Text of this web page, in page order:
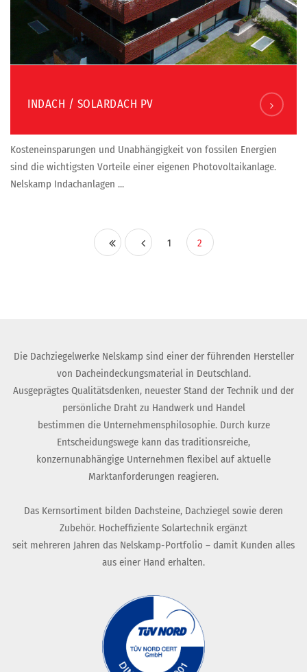
INDACH / SOLARDACH PV
Kosteneinsparungen und Unabhängigkeit von fossilen Energien
sind die wichtigsten Vorteile einer eigenen Photovoltaikanlage.
Nelskamp Indachanlagen ...
1 2
Die Dachziegelwerke Nelskamp sind einer der führenden Hersteller
von Dacheindeckungsmaterial in Deutschland.
Ausgeprägtes Qualitätsdenken, neuester Stand der Technik und der
persönliche Draht zu Handwerk und Handel
bestimmen die Unternehmensphilosophie. Durch kurze
Entscheidungswege kann das traditionsreiche,
konzernunabhängige Unternehmen flexibel auf aktuelle
Marktanforderungen reagieren.
Das Kernsortiment bilden Dachsteine, Dachziegel sowie deren
Zubehör. Hocheffiziente Solartechnik ergänzt
seit mehreren Jahren das Nelskamp-Portfolio – damit Kunden alles
aus einer Hand erhalten.